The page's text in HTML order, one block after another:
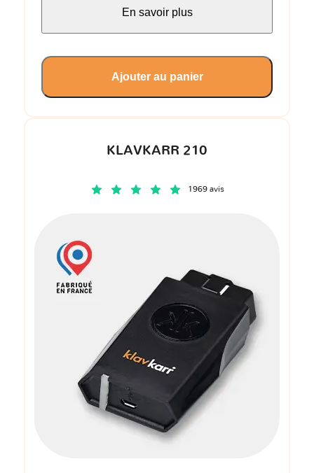
KLAVKARR 210
1969 avis
En savoir plus
Ajouter au panier